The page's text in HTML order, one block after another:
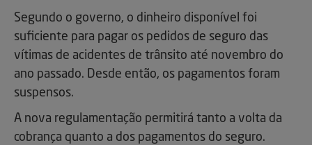
Segundo o governo, o dinheiro disponível foi
suficiente para pagar os pedidos de seguro das
vítimas de acidentes de trânsito até novembro do
ano passado. Desde então, os pagamentos foram
suspensos.
A nova regulamentação permitirá tanto a volta da
cobrança quanto a dos pagamentos do seguro.